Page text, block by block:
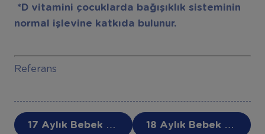
*D vitamini çocuklarda bağışıklık sisteminin
normal işlevine katkıda bulunur.
Referans
17 Aylık Bebek Gelişimi Nasıl Olur? - 17. Ay Bebek Gelişimi 18 Aylık Bebek Gelişimi Nasıl Olur? - 18. Ay Bebek Gelişimi